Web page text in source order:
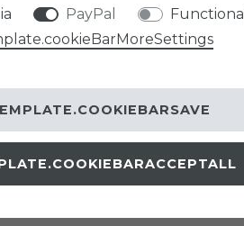
PayPal
Functional